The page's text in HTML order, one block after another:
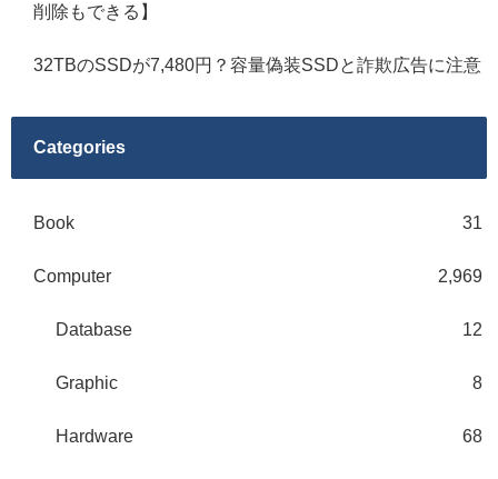
削除もできる】
32TBのSSDが7,480円？容量偽装SSDと詐欺広告に注意
Categories
Book 31
Computer 2,969
Database 12
Graphic 8
Hardware 68